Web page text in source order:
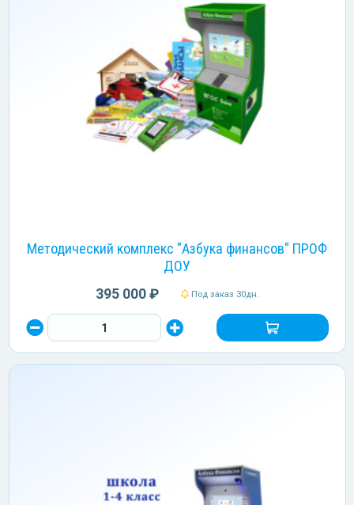
Методический комплекс "Азбука финансов" ПРОФ
ДОУ
395 000 ₽ Под заказ 30дн.